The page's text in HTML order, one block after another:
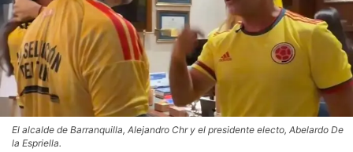
El alcalde de Barranquilla, Alejandro Chr y el presidente electo, Abelardo De
la Espriella.